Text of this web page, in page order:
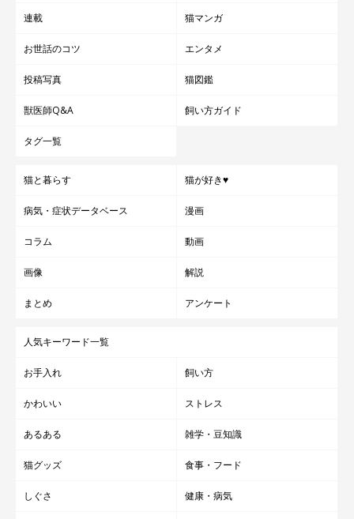
連載 猫マンガ
お世話のコツ エンタメ
投稿写真 猫図鑑
獣医師Q&A 飼い方ガイド
タグ一覧
猫と暮らす 猫が好き♥
病気・症状データベース 漫画
コラム 動画
画像 解説
まとめ アンケート
人気キーワード一覧
お手入れ 飼い方
かわいい ストレス
あるある 雑学・豆知識
猫グッズ 食事・フード
しぐさ 健康・病気